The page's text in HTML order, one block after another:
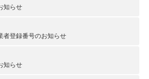
知らせ
者登録番号のお知らせ
知らせ